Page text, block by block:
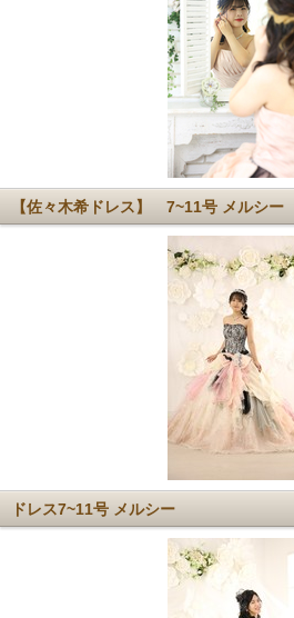
【佐々木希ドレス】 7~11号 メルシー
ドレス7~11号 メルシー